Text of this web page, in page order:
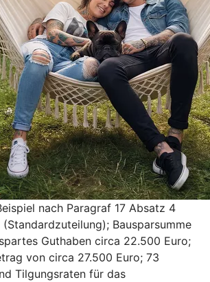
nach Paragraf 17 Absatz 4
(Standardzuteilung); Bausparsumme
Guthaben circa 22.500 Euro;
von circa 27.500 Euro; 73
Tilgungsraten für das